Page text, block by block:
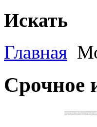
Искать
Главная
Срочное
производство